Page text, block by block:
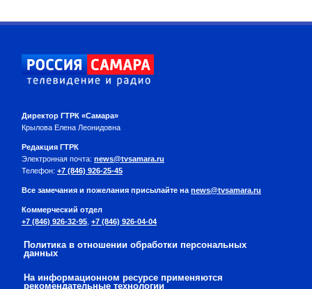
Директор ГТРК «Самара»
Крылова Елена Леонидовна
Редакция ГТРК
Электронная почта: news@tvsamara.ru
Телефон: +7 (846) 926-25-45
Все замечания и пожелания присылайте на news@tvsamara.ru
Коммерческий отдел
+7 (846) 926-32-95 +7 (846) 926-04-04
Политика в отношении обработки персональных
данных
На информационном ресурсе применяются
рекомендательные технологии